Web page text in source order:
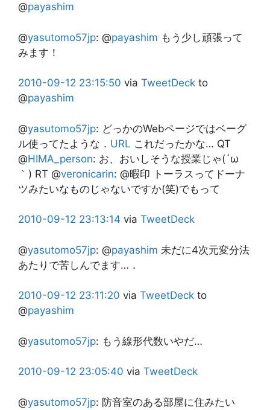
@payashim
@yasutomo57jp: @payashim もう少し頑張って
みます！
2010-09-12 23:15:50 via TweetDeck to
@payashim
@yasutomo57jp: どっかのWebページではベーグ
ル使ってたような． URL これだったかな… QT
@HIMA_person: お、おいしそうな授業じゃ(´ω
｀) RT @veronicarin: @暇印 トーラスってドーナ
ツみたいなものじゃないですか(笑)でもって
2010-09-12 23:13:14 via TweetDeck
@yasutomo57jp: @payashim 未だに4次元変分法
あたりで苦しんでます…．
2010-09-12 23:11:20 via TweetDeck to
@payashim
@yasutomo57jp: もう線形代数いやだ…
2010-09-12 23:05:40 via TweetDeck
@yasutomo57jp: 防音室のある部屋に住みたい